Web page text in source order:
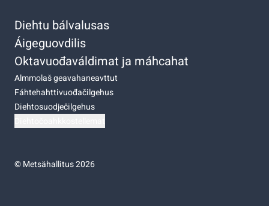
Diehtu bálvalusas
Áigeguovdilis
Oktavuođaváldimat ja máhcahat
Almmolaš geavahaneavttut
Fáhtehahttivuođačilgehus
Diehtosuodječilgehus
©Metsähallitus 2026